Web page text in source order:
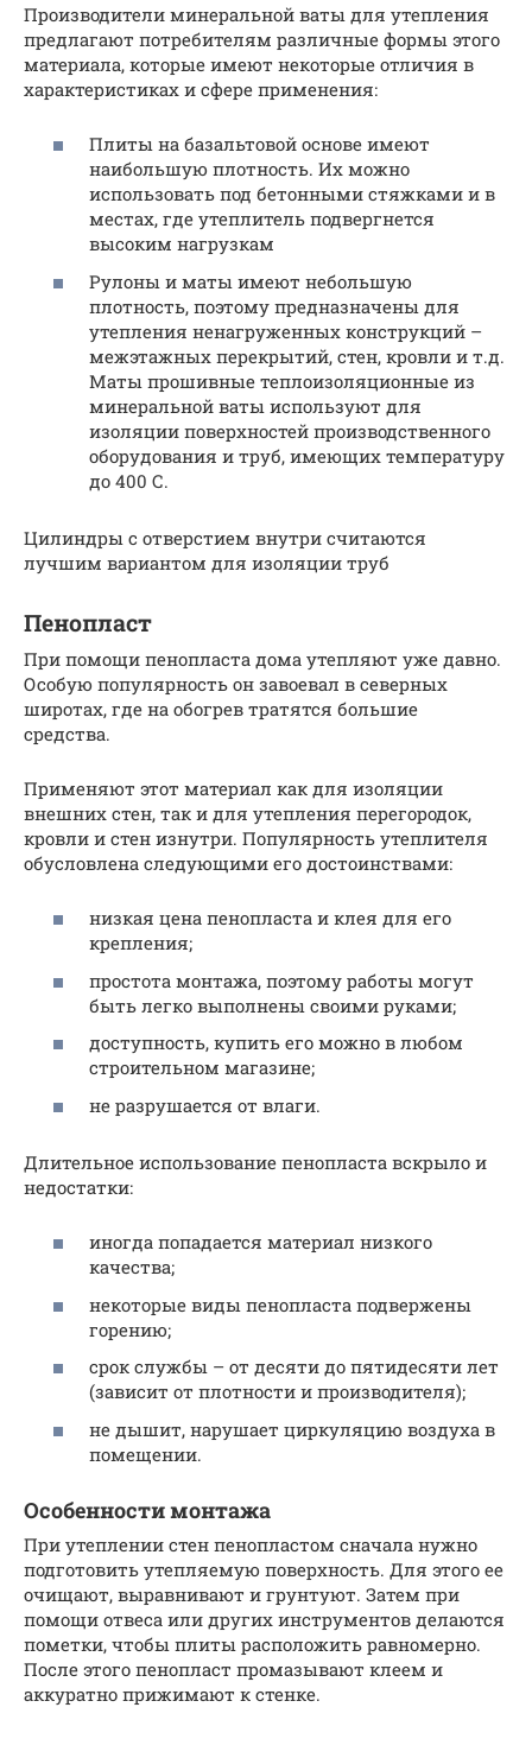
Производители минеральной ваты для утепления
предлагают потребителям различные формы этого
материала, которые имеют некоторые отличия в
характеристиках и сфере применения:
Плиты на базальтовой основе имеют
наибольшую плотность. Их можно
использовать под бетонными стяжками и в
местах, где утеплитель подвергнется
высоким нагрузкам
Рулоны и маты имеют небольшую
плотность, поэтому предназначены для
утепления ненагруженных конструкций –
межэтажных перекрытий, стен, кровли и т.д.
Маты прошивные теплоизоляционные из
минеральной ваты используют для
изоляции поверхностей производственного
оборудования и труб, имеющих температуру
до 400 С.
Цилиндры с отверстием внутри считаются
лучшим вариантом для изоляции труб
Пенопласт
При помощи пенопласта дома утепляют уже давно.
Особую популярность он завоевал в северных
широтах, где на обогрев тратятся большие
средства.
Применяют этот материал как для изоляции
внешних стен, так и для утепления перегородок,
кровли и стен изнутри. Популярность утеплителя
обусловлена следующими его достоинствами:
низкая цена пенопласта и клея для его
крепления;
простота монтажа, поэтому работы могут
быть легко выполнены своими руками;
доступность, купить его можно в любом
строительном магазине;
не разрушается от влаги.
Длительное использование пенопласта вскрыло и
недостатки:
иногда попадается материал низкого
качества;
некоторые виды пенопласта подвержены
горению;
срок службы – от десяти до пятидесяти лет
(зависит от плотности и производителя);
не дышит, нарушает циркуляцию воздуха в
помещении.
Особенности монтажа
При утеплении стен пенопластом сначала нужно
подготовить утепляемую поверхность. Для этого ее
очищают, выравнивают и грунтуют. Затем при
помощи отвеса или других инструментов делаются
пометки, чтобы плиты расположить равномерно.
После этого пенопласт промазывают клеем и
аккуратно прижимают к стенке.